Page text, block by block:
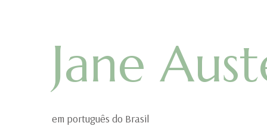
Jane
em português do Brasil